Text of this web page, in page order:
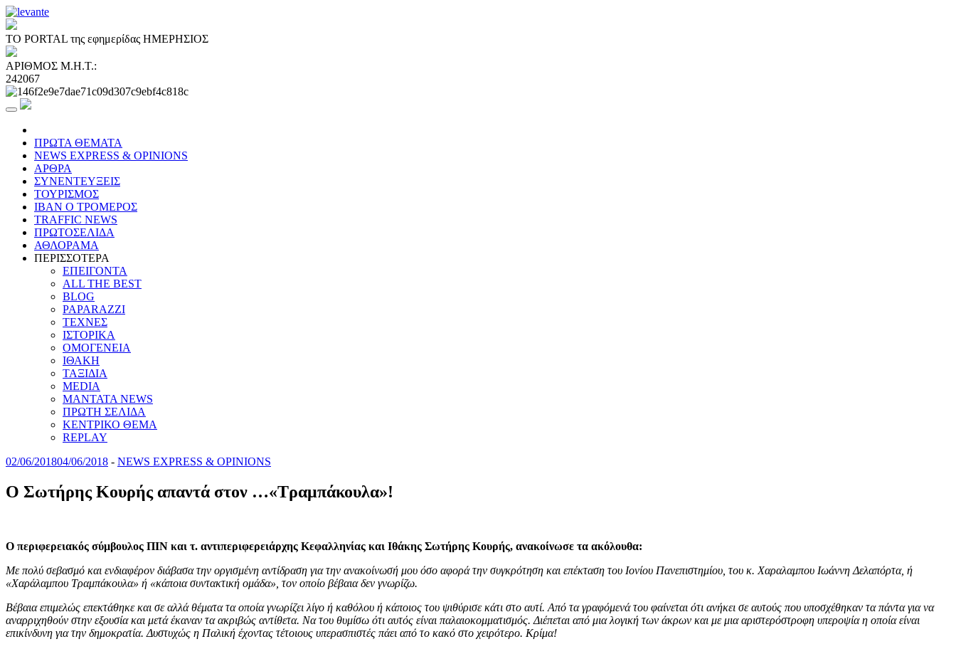
ΤΟ PORTAL της εφημερίδας ΗΜΕΡΗΣΙΟΣ
ΑΡΙΘΜΟΣ Μ.Η.Τ.:
242067
ΠΡΩΤΑ ΘΕΜΑΤΑ
NEWS EXPRESS & OPINIONS
ΑΡΘΡΑ
ΣΥΝΕΝΤΕΥΞΕΙΣ
ΤΟΥΡΙΣΜΟΣ
ΙΒΑΝ Ο ΤΡΟΜΕΡΟΣ
TRAFFIC NEWS
ΠΡΩΤΟΣΕΛΙΔΑ
ΑΘΛΟΡΑΜΑ
ΠΕΡΙΣΣΟΤΕΡΑ
ΕΠΕΙΓΟΝΤΑ
ALL THE BEST
BLOG
PAPARAZZI
ΤΕΧΝΕΣ
ΙΣΤΟΡΙΚΑ
ΟΜΟΓΕΝΕΙΑ
ΙΘΑΚΗ
ΤΑΞΙΔΙΑ
MEDIA
MANTATA NEWS
ΠΡΩΤΗ ΣΕΛΙΔΑ
ΚΕΝΤΡΙΚΟ ΘΕΜΑ
REPLAY
02/06/201804/06/2018 - NEWS EXPRESS & OPINIONS
Ο Σωτήρης Kουρής απαντά στον …«Τραμπάκουλα»!
Ο περιφερειακός σύμβουλος ΠΙΝ και τ. αντιπεριφερειάρχης Κεφαλληνίας και Ιθάκης Σωτήρης Κουρής, ανακοίνωσε τα ακόλουθα:
Με πολύ σεβασμό και ενδιαφέρον διάβασα την οργισμένη αντίδραση για την ανακοίνωσή μου όσο αφορά την συγκρότηση και επέκταση του Ιονίου Πανεπιστημίου, του κ. Χαραλαμπου Ιωάννη Δελαπόρτα, ή
«Χαράλαμπου Τραμπάκουλα» ή «κάποια συντακτική ομάδα», τον οποίο βέβαια δεν γνωρίζω.
Βέβαια επιμελώς επεκτάθηκε και σε αλλά θέματα τα οποία γνωρίζει λίγο ή καθόλου ή κάποιος του ψιθύρισε κάτι στο αυτί. Από τα γραφόμενά του φαίνεται ότι ανήκει σε αυτούς που υποσχέθηκαν τα πάντα για να
αναρριχηθούν στην εξουσία και μετά έκαναν τα ακριβώς αντίθετα. Να του θυμίσω ότι αυτός είναι παλαιοκομματισμός. Διέπεται από μια λογική των άκρων και με μια αριστερόστροφη υπεροψία η οποία είναι
επικίνδυνη για την δημοκρατία. Δυστυχώς η Παλική έχοντας τέτοιους υπερασπιστές πάει από το κακό στο χειρότερο. Κρίμα!